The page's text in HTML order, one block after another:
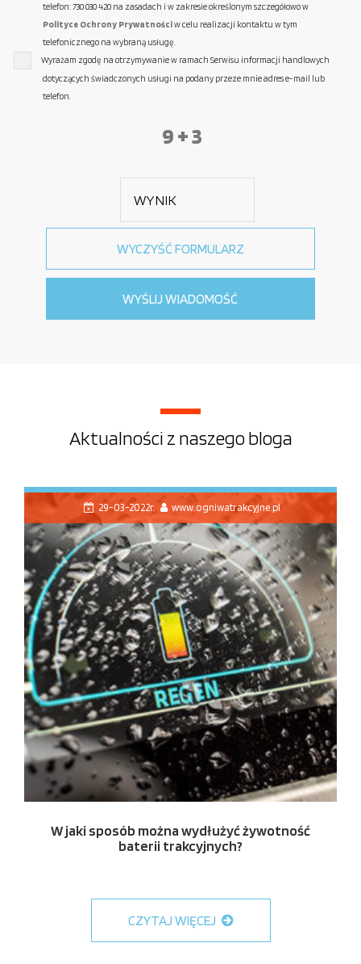
telefon: 730 030 420 na zasadach i w zakresie określonym szczegółowo w
Polityce Ochrony Prywatnościw celu realizacji kontaktu w tym
telefonicznego na wybraną usługę.
Wyrażam zgodę na otrzymywanie w ramach Serwisu informacji handlowych
dotyczących świadczonych usługi na podany przeze mnie adres e-mail lub
telefon.
9 + 3
Aktualności z naszego bloga
29-03-2022r. www.ogniwatrakcyjne.pl
W jaki sposób można wydłużyć żywotność
baterii trakcyjnych?
CZYTAJ WIĘCEJ